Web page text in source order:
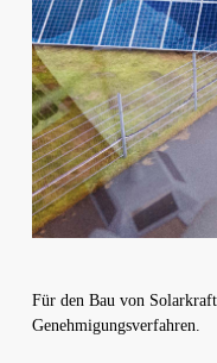
Für den Bau von
Genehmigungsverfahren.